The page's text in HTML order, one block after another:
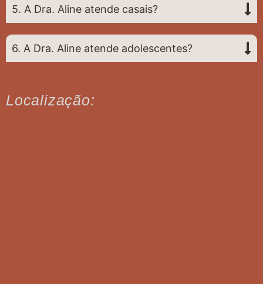
5. A Dra. Aline atende casais?
6. A Dra. Aline atende adolescentes?
Localização: